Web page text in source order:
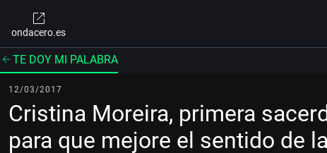
ondacero.es
TE DOY MI PALABRA
12/03/2017
Cristina Moreira, primera
para que mejore el sentido de